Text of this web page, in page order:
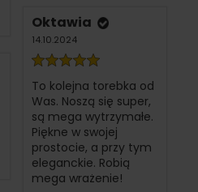
Oktawia
14.10.2024
To kolejna torebka od
Was. Noszą się super,
są mega wytrzymałe.
Piękne w swojej
prostocie, a przy tym
eleganckie. Robią
mega wrażenie!